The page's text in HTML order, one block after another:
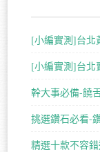
[小編實測]台北
[小編實測]台北
幹大事必備-饒
挑選鑽石必看-
精選十款不容